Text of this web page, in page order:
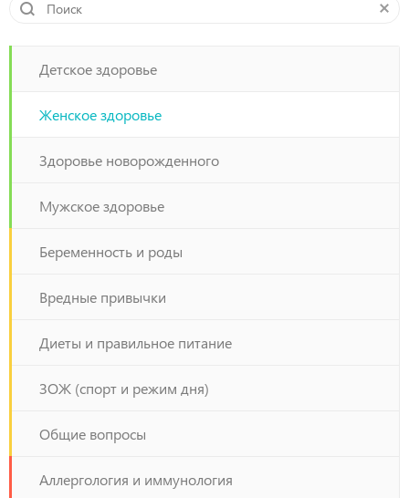
Детское здоровье
Женское здоровье
Здоровье новорожденного
Мужское здоровье
Беременность и роды
Вредные привычки
Диеты и правильное питание
ЗОЖ (спорт и режим дня)
Общие вопросы
Аллергология и иммунология